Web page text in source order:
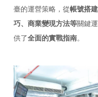
臺的運營策略，從帳號搭
巧、商業變現方法等關鍵
供了全面的實戰指南。